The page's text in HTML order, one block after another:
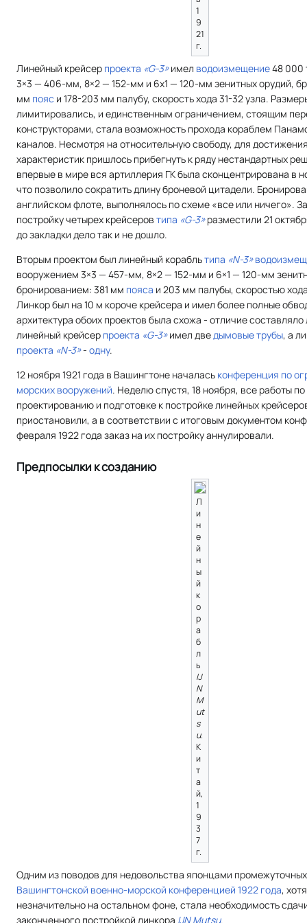
1
9
21
г.
Линейный крейсер проекта «G-3»имел водоизмещение48 000
3×3 — 406-мм, 8×2 — 152-мм и 6х1 — 120-мм зенитных орудий,
мм пояс и 178-203 мм палубу, скорость хода 31-32 узла.
лимитировались, и единственным ограничением, стоящим
конструкторами, стала возможность прохода кораблем
каналов. Несмотря на относительную свободу, для
характеристик пришлось прибегнуть к ряду нестандартных
впервые в мире вся артиллерия ГК была сконцентрирована в
что позволило сократить длину броневой цитадели.
английском флоте, выполнялось по схеме «все или ничего».
постройку четырех крейсеров типа «G-3»разместили 21
до закладки дело так и не дошло.
Вторым проектом был линейный корабльтипа «N-3»
вооружением 3×3 — 457-мм, 8×2 — 152-мм и 6×1 — 120-мм
бронированием: 381 мм пояса и 203 мм палубы, скоростью
Линкор был на 10 м короче крейсера и имел более полные
архитектура обоих проектов была схожа - отличие
линейный крейсер проекта «G-3»имел дведымовые трубы, а
проекта «N-3»- одну.
12 ноября 1921 года в Вашингтоне началась конференция по
морских вооружений. Неделю спустя, 18 ноября, все работы по
проектированию и подготовке к постройке линейных
приостановили, а в соответствии с итоговым документом
февраля 1922 года заказ на их постройку аннулировали.
Предпосылки к созданию
Л
и
н
е
й
н
ы
й
к
о
р
а
б
л
ь
IJ
N
M
ut
s
u.
К
и
т
а
й,
1
9
3
7
г.
Одним из поводов для недовольства японцами
Вашингтонской военно-морской конференцией 1922 года,
незначительно на остальном фоне, стала необходимость
законченного постройкой линкора IJN Mutsu.